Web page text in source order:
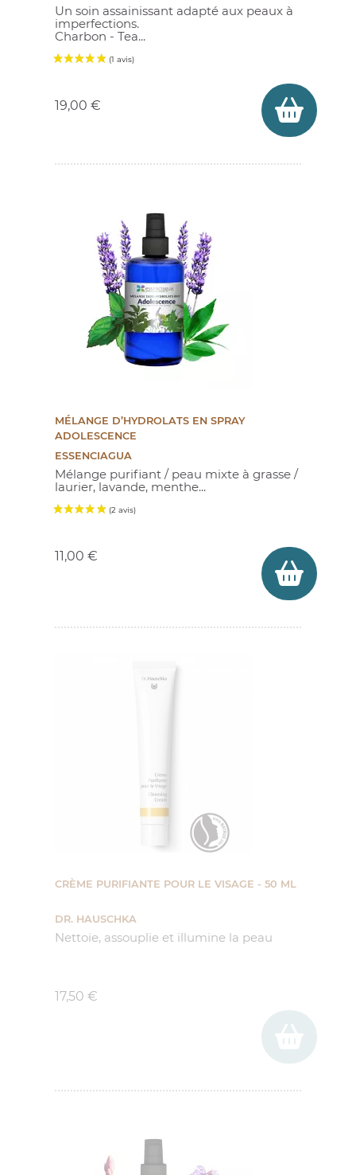
Un soin assainissant adapté aux peaux à
imperfections.
Charbon - Tea...
19,00 €
MÉLANGE D’HYDROLATS EN SPRAY
ADOLESCENCE
ESSENCIAGUA
Mélange purifiant / peau mixte à grasse /
laurier, lavande, menthe...
11,00 €
CRÈME PURIFIANTE POUR LE VISAGE - 50 ML
DR. HAUSCHKA
Nettoie, assouplie et illumine la peau
17,50 €